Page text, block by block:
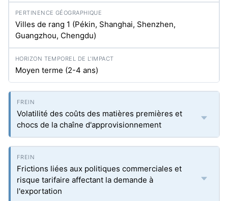
Villes de rang 1 (Pékin, Shanghai, Shenzhen,
Guangzhou, Chengdu)
Moyen terme (2-4 ans)
Volatilité des coûts des matières premières et
chocs de la chaîne d'approvisionnement
Frictions liées aux politiques commerciales et
risque tarifaire affectant la demande à
l'exportation